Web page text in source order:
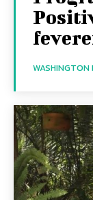
WASHINGTON